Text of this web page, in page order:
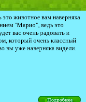
животное вам наверняка
"Марио", ведь это
вас очень радовать и
который очень классный
вы уже наверняка видели.